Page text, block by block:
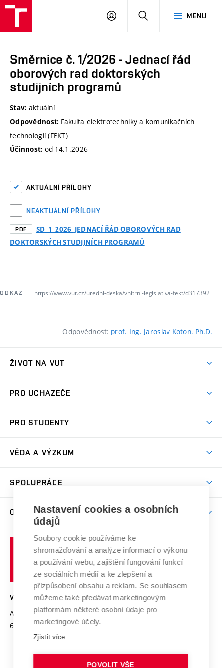
MENU
PŘIHLÁSIT
Směrnice č. 1/2026 - Jednací řád
oborových rad doktorských
studijních programů
Stav: aktuální
Odpovědnost: Fakulta elektrotechniky a komunikačních
technologií (FEKT)
Účinnost: od 14.1.2026
AKTUÁLNÍ PŘÍLOHY
NEAKTUÁLNÍ PŘÍLOHY
PDF
SD_1_2026_JEDNACÍ ŘÁD OBOROVÝCH RAD
DOKTORSKÝCH STUDIJNÍCH PROGRAMŮ
ODKAZ https://www.vut.cz/uredni-deska/vnitrni-legislativa-fekt/d317392
Odpovědnost: prof. Ing. Jaroslav Koton, Ph.D.
ŽIVOT NA VUT
Koleje
Sport na VUT
PRO UCHAZEČE
Dny otevřených dveří
Celoživotní vzdělávání
E-přihláška
PRO STUDENTY
Harmonogram akademického roku
Závěrečné práce
Doktorské studium
Zpracování osobních údajů studentů
Sociální bezpečí
Studium bez bariér
Podpora podnikání
VĚDA A VÝZKUM
Mezinárodní vědecká rada
Systém zajišťování kvality výzkumu
Výzkumné infrastruktury
Transfer znalostí
Open Science
Projekty
Projekty ze strukturálních fondů
Specifický výzkum
SPOLUPRÁCE
Zahraniční spolupráce
Spolupráce se školami
Služby univerzity
Mezinárodní dohody
Univerzitní sítě
O UNIVERZITĚ
Profil univerzity
Udržitelná univerzita
Podnikavá univerzita / ContriBUTe
Bezpečná univerzita
Vyznamenání
Organizační struktura
Ochrana osobních údajů
učení
technické
VYSOKÉ UČENÍ TECHNICKÉ V BRNĚ
Antonínská 548/1
602 00 Brno
www.vut.cz
vut@vutbr.cz
Nastavení cookies a osobních
údajů
Soubory cookie používáme ke
shromažďování a analýze informací o výkonu
a používání webu, zajištění fungování funkcí
ze sociálních médií a ke zlepšení a
přizpůsobení obsahu a reklam. Se souhlasem
můžeme také předávat marketingovým
platformám některé osobní údaje pro
marketingové účely.
Zjistit více
POVOLIT VŠE